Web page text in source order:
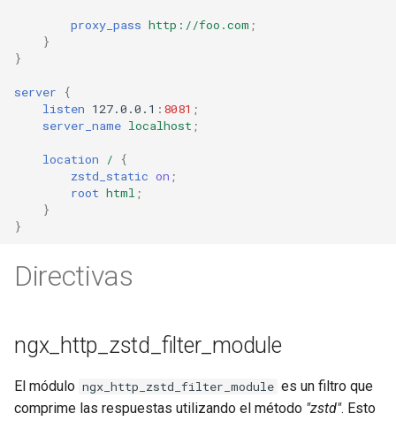
ftpclient
global-throttle
hoedown
http
hyperscan
proxy_pass http://foo.com ;
}
}
server
{
listen 127.0.0.1 : 8081 ;
server_name localhost ;
location /
{
zstd_static on ;
root html ;
}
}
Directivas
ngx_http_zstd_filter_module
El módulo ngx_http_zstd_filter_module es un filtro que
comprime las respuestas utilizando el método "zstd". Esto